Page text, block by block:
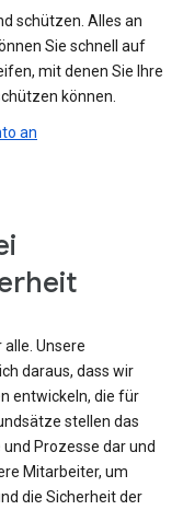
schützen. Alles an
Sie schnell auf
mit denen Sie Ihre
können.
an
Unsere
daraus, dass wir
entwickeln, die für
stellen das
Prozesse dar und
Mitarbeiter, um
die Sicherheit der